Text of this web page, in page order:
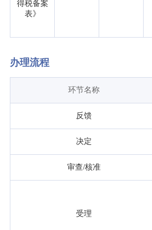
得税备案
表》
办理流程
环节名称
反馈
决定
审查/核准
受理